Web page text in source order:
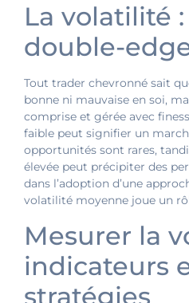
La volatilité
double-
Tout trader chevronné sait
bonne ni mauvaise en soi,
comprise et gérée avec
faible peut signifier un
opportunités sont rares,
élevée peut précipiter des
dans l’adoption d’une
volatilité moyenne joue un
Mesurer la
indicateurs
stratégies